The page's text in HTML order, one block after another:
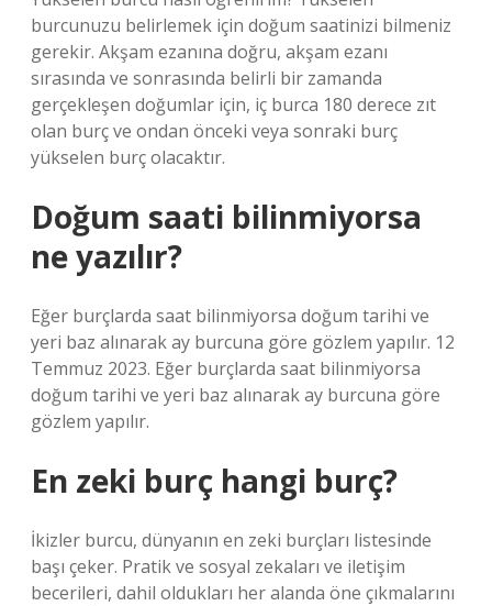
burcunuzu belirlemek için doğum saatinizi bilmeniz
gerekir. Akşam ezanına doğru, akşam ezanı
sırasında ve sonrasında belirli bir zamanda
gerçekleşen doğumlar için, iç burca 180 derece zıt
olan burç ve ondan önceki veya sonraki burç
yükselen burç olacaktır.
Doğum saati bilinmiyorsa
ne yazılır?
Eğer burçlarda saat bilinmiyorsa doğum tarihi ve
yeri baz alınarak ay burcuna göre gözlem yapılır. 12
Temmuz 2023. Eğer burçlarda saat bilinmiyorsa
doğum tarihi ve yeri baz alınarak ay burcuna göre
gözlem yapılır.
En zeki burç hangi burç?
İkizler burcu, dünyanın en zeki burçları listesinde
başı çeker. Pratik ve sosyal zekaları ve iletişim
becerileri, dahil oldukları her alanda öne çıkmalarını